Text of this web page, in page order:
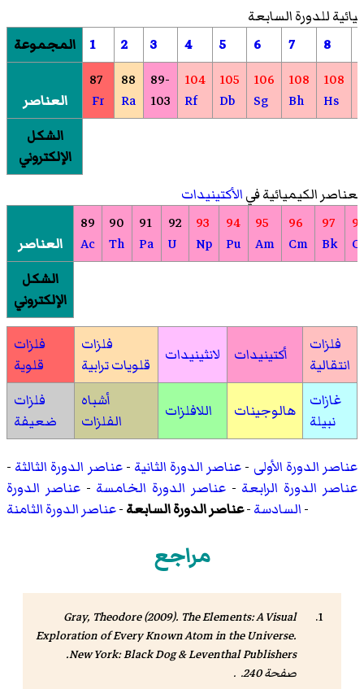
للدورة السابعة
المجموعة
1 2 3 4 5 6 7 8
العناصر
87
Fr
88
Ra
89-
103
104
Rf
105
Db
106
Sg
108
Bh
108
Hs
الشكل
الإلكتروني
العناصر الكيميائية فيالأكتينيدات
العناصر
89
Ac
90
Th
91
Pa
92
U
93
Np
94
Pu
95
Am
96
Cm
97
Bk
Cf
الشكل
الإلكتروني
فلزات
قلوية
فلزات
قلويات ترابية
لانثينيدات أكتينيدات
فلزات
انتقالية
فلزات
ضعيفة
أشباه
الفلزات
اللافلزات هالوجينات
غازات
نبيلة
عناصر الدورة الأولى -عناصر الدورة الثانية -عناصر الدورة الثالثة -
عناصر الدورة الرابعة -عناصر الدورة الخامسة -عناصر الدورة
السادسة-عناصر الدورة السابعة-عناصر الدورة الثامنة -
مراجع
Gray, Theodore (2009). The Elements: A Visual
Exploration of Every Known Atom in the Universe.
New York: Black Dog & Leventhal Publishers.
صفحة 240. .